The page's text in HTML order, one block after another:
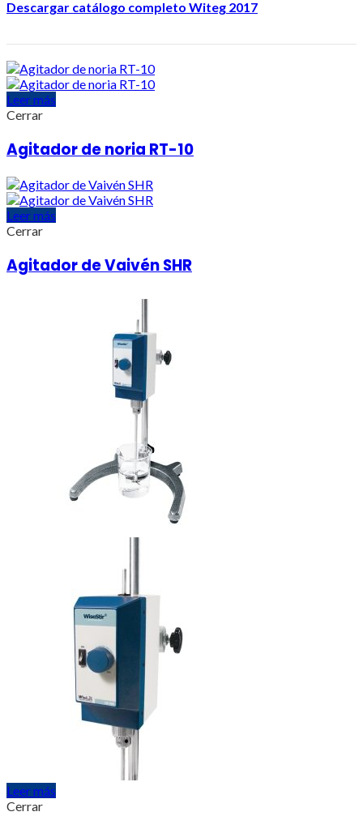
Descargar catálogo completo Witeg 2017
Leer más
Cerrar
Agitador de noria RT-10
Leer más
Cerrar
Agitador de Vaivén SHR
Leer más
Cerrar